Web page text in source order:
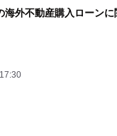
海外不動産購入ローン